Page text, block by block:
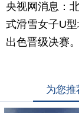
央视网消息：
式滑雪女子U
出色晋级决赛。
为您推